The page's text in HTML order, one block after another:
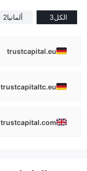
الكل3 ألمانيا2
trustcapital.eu
trustcapitaltc.eu
trustcapital.com